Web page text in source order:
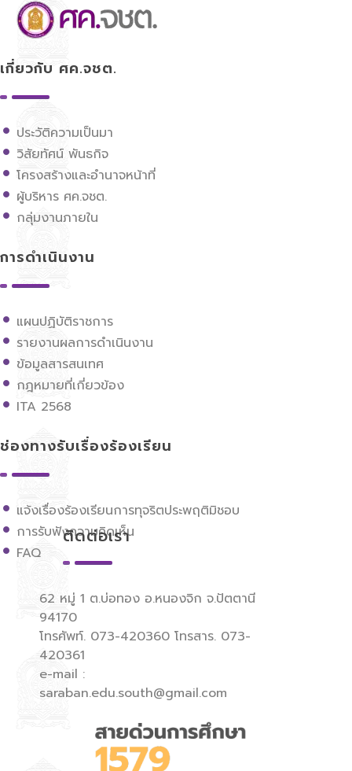
เกี่ยวกับ ศค.จชต.
ประวัติความเป็นมา
วิสัยทัศน์ พันธกิจ
โครงสร้างและอำนาจหน้าที่
ผู้บริหาร ศค.จชต.
กลุ่มงานภายใน
การดำเนินงาน
แผนปฏิบัติราชการ
รายงานผลการดำเนินงาน
ข้อมูลสารสนเทศ
กฎหมายที่เกี่ยวข้อง
ITA 2568
ช่องทางรับเรื่องร้องเรียน
แจ้งเรื่องร้องเรียนการทุจริตประพฤติมิชอบ
การรับฟังความคิดเห็น
FAQ
ติดต่อเรา
62 หมู่ 1 ต.บ่อทอง อ.หนองจิก จ.ปัตตานี
94170
โทรศัพท์. 073-420360 โทรสาร. 073-
420361
e-mail :
saraban.edu.south@gmail.com